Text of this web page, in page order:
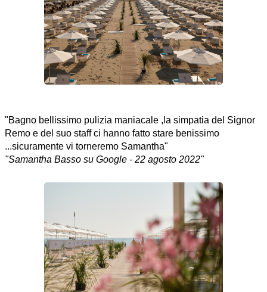
"Bagno bellissimo pulizia maniacale ,la simpatia del Signor
Remo e del suo staff ci hanno fatto stare benissimo
...sicuramente vi torneremo Samantha"
"Samantha Basso su Google - 22 agosto 2022"